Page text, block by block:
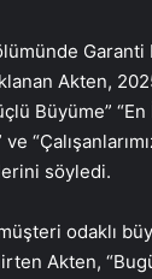
Garanti
Akten,
Büyüme”
söyledi.
odaklı
Akten,